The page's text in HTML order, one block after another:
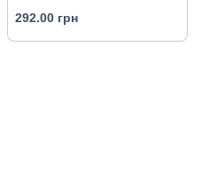
292.00 грн